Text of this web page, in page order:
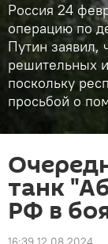
Россия 24
операцию по
Путин заявил,
решительных
поскольку
просьбой о
танк
РФ в